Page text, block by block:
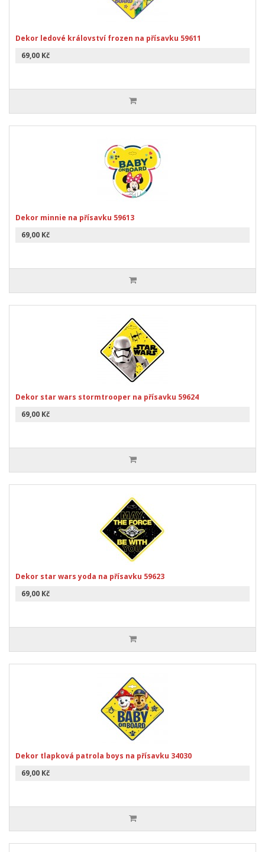
Dekor ledové království frozen na přísavku 59611
69,00 Kč
Dekor minnie na přísavku 59613
69,00 Kč
Dekor star wars stormtrooper na přísavku 59624
69,00 Kč
Dekor star wars yoda na přísavku 59623
69,00 Kč
Dekor tlapková patrola boys na přísavku 34030
69,00 Kč